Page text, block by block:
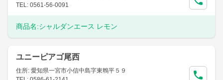
TEL: 0561-56-0091
商品名:シャルダンエース レモン
ユニーピアゴ尾西
住所: 愛知県一宮市小信中島字東鵯平５９